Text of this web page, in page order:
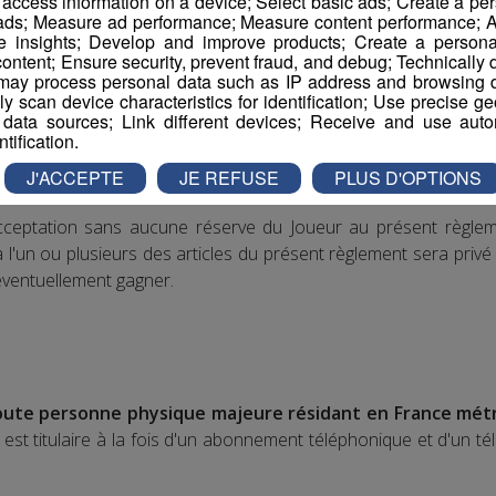
Mobile Terminated) : s’entend d’un SMS reçu sur le
supports sur lesquels sont promus le présent Jeu et décrit
sans aucune réserve du Joueur au présent
ou plusieurs des articles du présent règlement sera
gagner.
personne physique majeure résidant en France
titulaire à la fois d'un abonnement téléphonique et d'un
Measure ad performance; Measure content performance;
insights; Develop and improve products; Create a
Ensure security, prevent fraud, and debug; Technically
process personal data such as IP address and browsing
scan device characteristics for identification; Use precise
sources; Link different devices; Receive and use
J'ACCEPTE JE REFUSE PLUS D'OPTIONS